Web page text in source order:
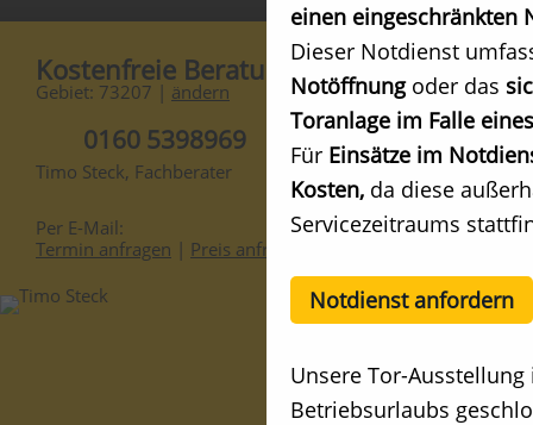
Kostenfreie Beratung
Gebiet: 73207 | ändern
0160 5398969
Timo Steck, Fachberater
Per E-Mail:
Termin anfragen | Preis anfragen
einen eingeschränkten
Dieser Notdienst
Notöffnung oder das
Toranlage im Falle
Für Einsätze im
Kosten, da diese
Servicezeitraums
Notdienst anfordern
Unsere Tor-
Betriebsurlaubs